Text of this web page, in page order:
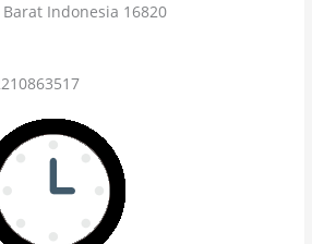
Indonesia 16820